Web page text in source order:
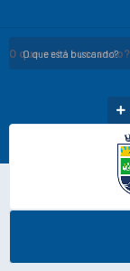
O que está buscando?